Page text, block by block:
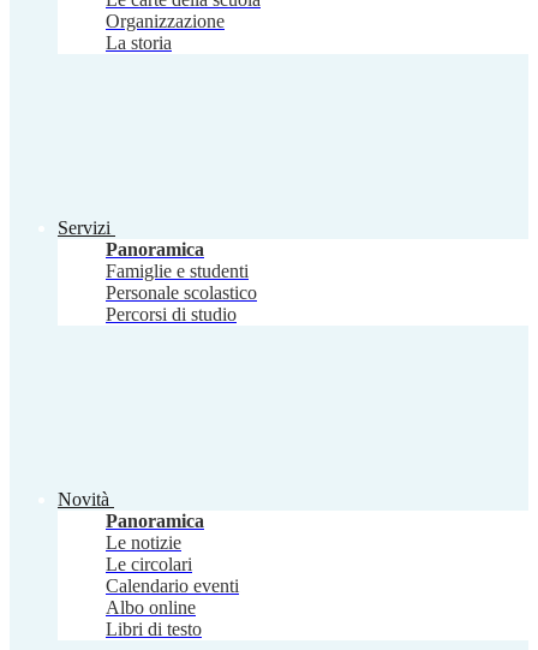
Organizzazione
La storia
Servizi
Panoramica
Famiglie e studenti
Personale scolastico
Percorsi di studio
Novità
Panoramica
Le notizie
Le circolari
Calendario eventi
Albo online
Libri di testo